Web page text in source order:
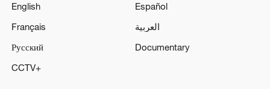
English
Español
Français
العربية
Русский
Documentary
CCTV+